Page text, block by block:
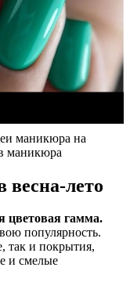
маникюра на
маникюра
весна-лето
цветовая гамма.
популярность.
так и покрытия,
и смелые